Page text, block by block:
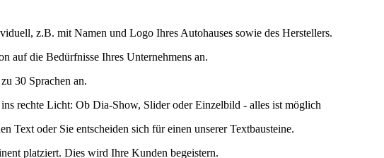
z.B. mit Namen und Logo Ihres Autohauses sowie des Herstellers.
auf die Bedürfnisse Ihres Unternehmens an.
30 Sprachen an.
rechte Licht: Ob Dia-Show, Slider oder Einzelbild - alles ist möglich
Text oder Sie entscheiden sich für einen unserer Textbausteine.
platziert. Dies wird Ihre Kunden begeistern.